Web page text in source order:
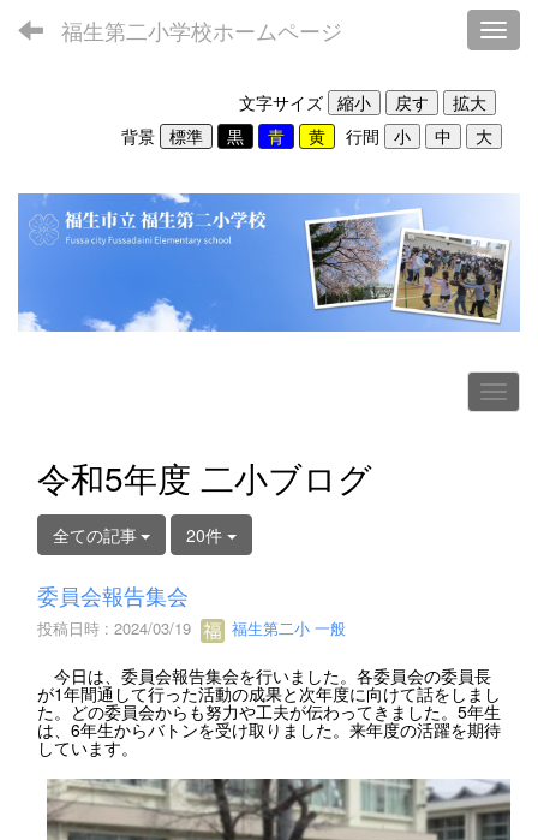
福生第二小学校ホームページ
文字サイズ
背景
行間
令和5年度 二小ブログ
全ての記事 20件
委員会報告集会
投稿日時 : 2024/03/19 福生第二小 一般
今日は、委員会報告集会を行いました。各委員会の委員長
が1年間通して行った活動の成果と次年度に向けて話をしまし
た。どの委員会からも努力や工夫が伝わってきました。5年生
は、6年生からバトンを受け取りました。来年度の活躍を期待
しています。